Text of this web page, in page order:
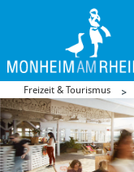
Freizeit & Tourismus